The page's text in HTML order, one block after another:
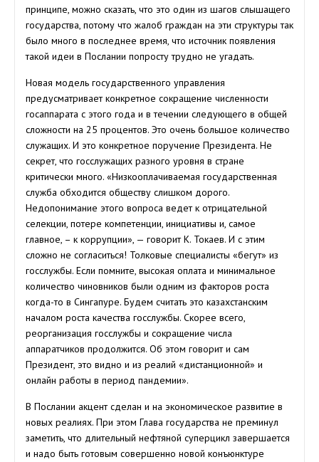
принципе, можно сказать, что это один из шагов слышащего
государства, потому что жалоб граждан на эти структуры так
было много в последнее время, что источник появления
такой идеи в Послании попросту трудно не угадать.
Новая модель государственного управления
предусматривает конкретное сокращение численности
госаппарата с этого года и в течении следующего в общей
сложности на 25 процентов. Это очень большое количество
служащих. И это конкретное поручение Президента. Не
секрет, что госслужащих разного уровня в стране
критически много. «Низкооплачиваемая государственная
служба обходится обществу слишком дорого.
Недопонимание этого вопроса ведет к отрицательной
селекции, потере компетенции, инициативы и, самое
главное, – к коррупции», — говорит К. Токаев. И с этим
сложно не согласиться! Толковые специалисты «бегут» из
госслужбы. Если помните, высокая оплата и минимальное
количество чиновников были одним из факторов роста
когда-то в Сингапуре. Будем считать это казахстанским
началом роста качества госслужбы. Скорее всего,
реорганизация госслужбы и сокращение числа
аппаратчиков продолжится. Об этом говорит и сам
Президент, это видно и из реалий «дистанционной» и
онлайн работы в период пандемии».
В Послании акцент сделан и на экономическое развитие в
новых реалиях. При этом Глава государства не преминул
заметить, что длительный нефтяной суперцикл завершается
и надо быть готовым совершенно новой конъюнктуре